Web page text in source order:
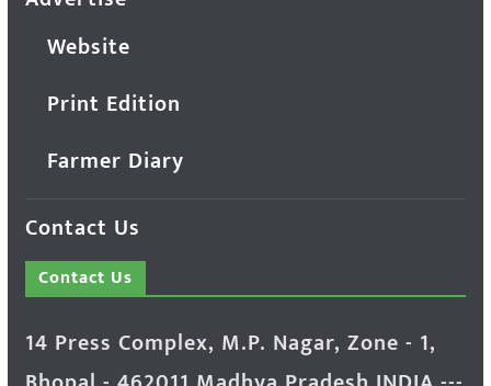
Website
Print Edition
Farmer Diary
Contact Us
Contact Us
14 Press Complex, M.P. Nagar, Zone - 1,